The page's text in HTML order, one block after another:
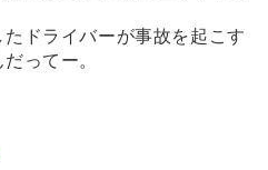
ドライバーが事故を起こす
ってー。